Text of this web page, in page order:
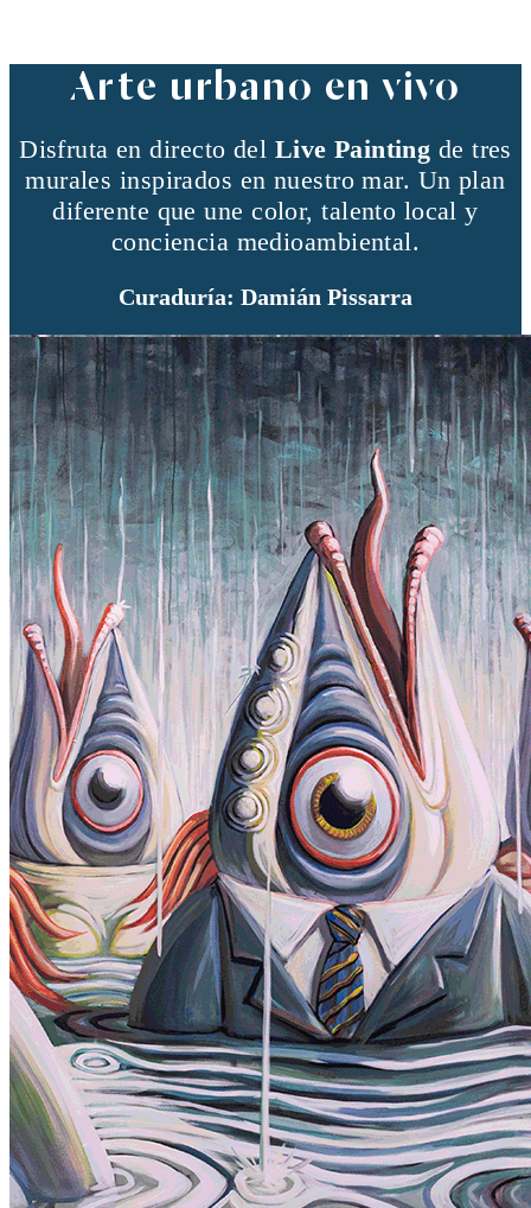
Arte urbano en vivo
Disfruta en directo del Live Painting de tres
murales inspirados en nuestro mar. Un plan
diferente que une color, talento local y
conciencia medioambiental.
Curaduría: Damián Pissarra